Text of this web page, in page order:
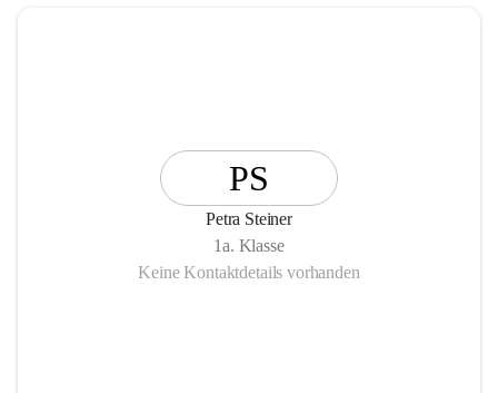
PS
Petra Steiner
1a. Klasse
Keine Kontaktdetails vorhanden